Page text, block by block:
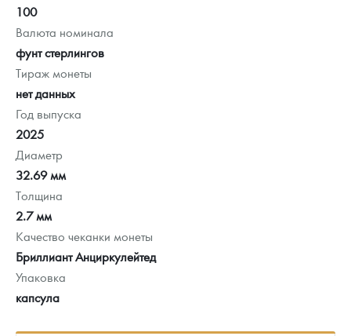
100
Валюта номинала
фунт стерлингов
Тираж монеты
нет данных
Год выпуска
2025
Диаметр
32.69 мм
Толщина
2.7 мм
Качество чеканки монеты
Бриллиант Анциркулейтед
Упаковка
капсула